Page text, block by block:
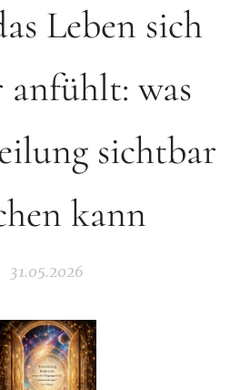
Leben sich
anfühlt: was
sichtbar
kann
31.05.2026